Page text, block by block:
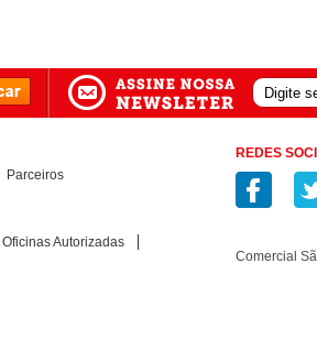
Parceiros
Oficinas Autorizadas
REDES
Comercial